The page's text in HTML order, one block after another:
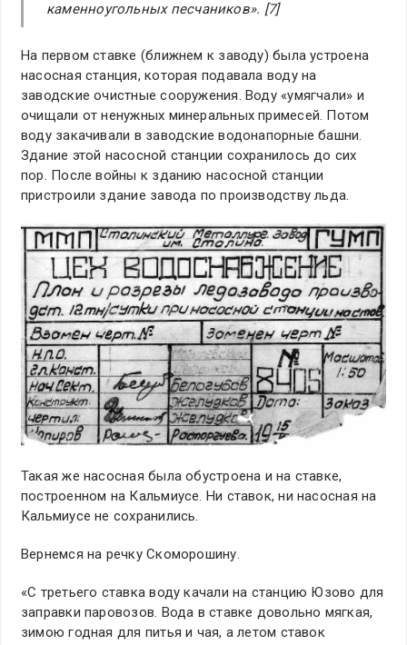
каменноугольных песчаников». [7]
На первом ставке (ближнем к заводу) была устроена
насосная станция, которая подавала воду на
заводские очистные сооружения. Воду «умягчали» и
очищали от ненужных минеральных примесей. Потом
воду закачивали в заводские водонапорные башни.
Здание этой насосной станции сохранилось до сих
пор. После войны к зданию насосной станции
пристроили здание завода по производству льда.
Такая же насосная была обустроена и на ставке,
построенном на Кальмиусе. Ни ставок, ни насосная на
Кальмиусе не сохранились.
Вернемся на речку Скоморошину.
«С третьего ставка воду качали на станцию Юзово для
заправки паровозов. Вода в ставке довольно мягкая,
зимою годная для питья и чая, а летом ставок